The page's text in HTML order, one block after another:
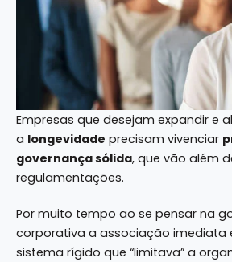
Empresas que desejam expandir e
a longevidade precisam vivenciar
governança sólida, que vão além
regulamentações.
Por muito tempo ao se pensar na
corporativa a associação imediata
sistema rígido que “limitava” a